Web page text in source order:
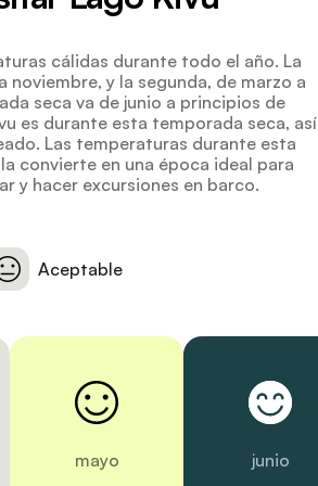
cálidas durante todo el año. La
y la segunda, de marzo a
seca va de junio a principios de
es durante esta temporada seca, así
Las temperaturas durante esta
convierte en una época ideal para
y hacer excursiones en barco.
Aceptable
mayo junio